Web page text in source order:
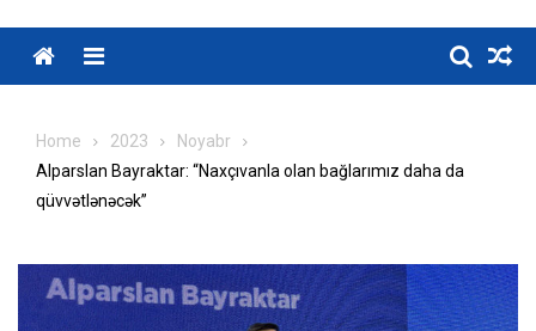
Home 2023
Noyabr
Alparslan Bayraktar: “Naxçıvanla olan bağlarımız daha da
qüvvətlənəcək”